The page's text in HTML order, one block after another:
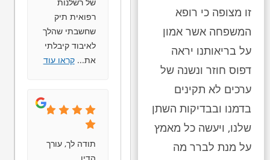
זו מצופה כי רופא
המשפחה אשר אמון
על בריאותנו יראה
דפוס חוזר ונשנה של
ערכים לא תקינים
בדמנו ובבדיקות השתן
שלנו, ויעשה כל מאמץ
על מנת לברר מה
רפואית תיק
שחשבתי שהלך
לאיבוד קיבלתי
את...קראו עוד
תודה לך, עורך